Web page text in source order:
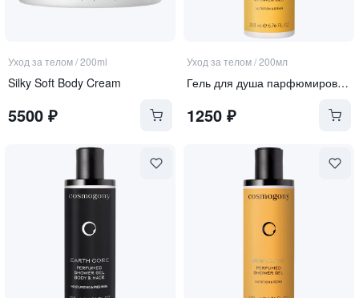
Уход за телом/200ml
Silky Soft Body Cream
5500 ₽
Уход за телом/200мл
Гель для душа парфюмированный для тела и волос
1250₽